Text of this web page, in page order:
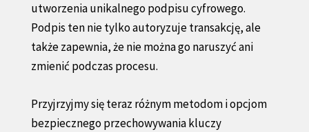
utworzenia unikalnego podpisu cyfrowego.
Podpis ten nie tylko autoryzuje transakcję, ale
także zapewnia, że nie można go naruszyć ani
zmienić podczas procesu.
Przyjrzyjmy się teraz różnym metodom i opcjom
bezpiecznego przechowywania kluczy